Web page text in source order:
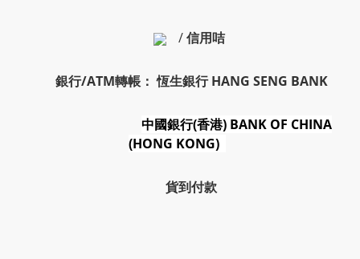
/信用咭
銀行/ATM轉帳： 恆生銀行 HANG SENG BANK
中國銀行(香港) BANK OF CHINA
(HONG KONG)
貨到付款